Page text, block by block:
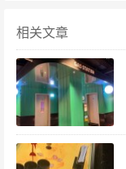
服务态度。无论是
们都能迅速响应并
种饮品和小吃，让
#### **案例分析
为例，张先生一
后，他们选择在
相关文章